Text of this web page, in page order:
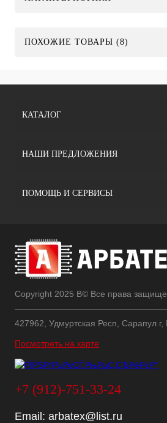
ПОХОЖИЕ ТОВАРЫ (8)
КАТАЛОГ
НАШИ ПРЕДЛОЖЕНИЯ
ПОМОЩЬ И СЕРВИСЫ
Copyright 2025 В© Все права
427962, Удмуртская Респ, Сарапул
Посмотреть на карте
+7 (912)-751-33-24
Email: arbatex@list.ru